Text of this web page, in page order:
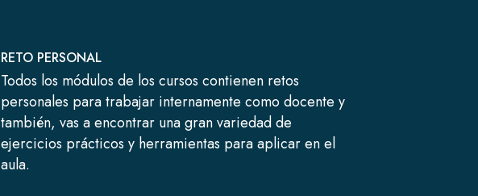
RETO PERSONAL
Todos los módulos de los cursos contienen retos
personales para trabajar internamente como docente y
también, vas a encontrar una gran variedad de
ejercicios prácticos y herramientas para aplicar en el
aula.